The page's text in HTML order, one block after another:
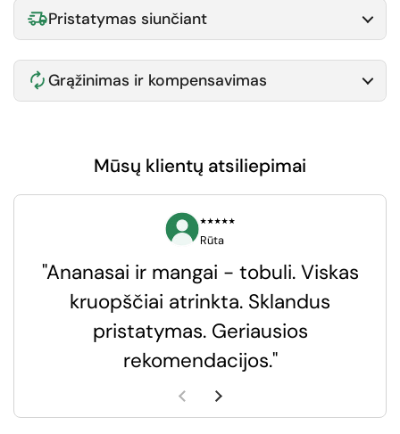
Pristatymas siunčiant
Grąžinimas ir kompensavimas
Mūsų klientų atsiliepimai
⭑⭑⭑⭑⭑
Rūta
"Ananasai ir mangai - tobuli. Viskas
kruopščiai atrinkta. Sklandus
pristatymas. Geriausios
rekomendacijos."
Ankstesnė skaidrė
Kita skaidrė